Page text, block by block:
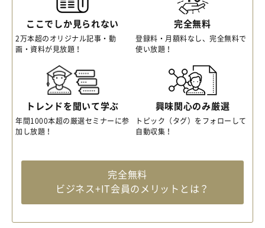
ここでしか見られない
2万本超のオリジナル記事・動
画・資料が見放題！
完全無料
登録料・月額料なし、完全無料で
使い放題！
トレンドを聞いて学ぶ
年間1000本超の厳選セミナーに参
加し放題！
興味関心のみ厳選
トピック（タグ）をフォローして
自動収集！
完全無料
ビジネス+IT会員のメリットとは？